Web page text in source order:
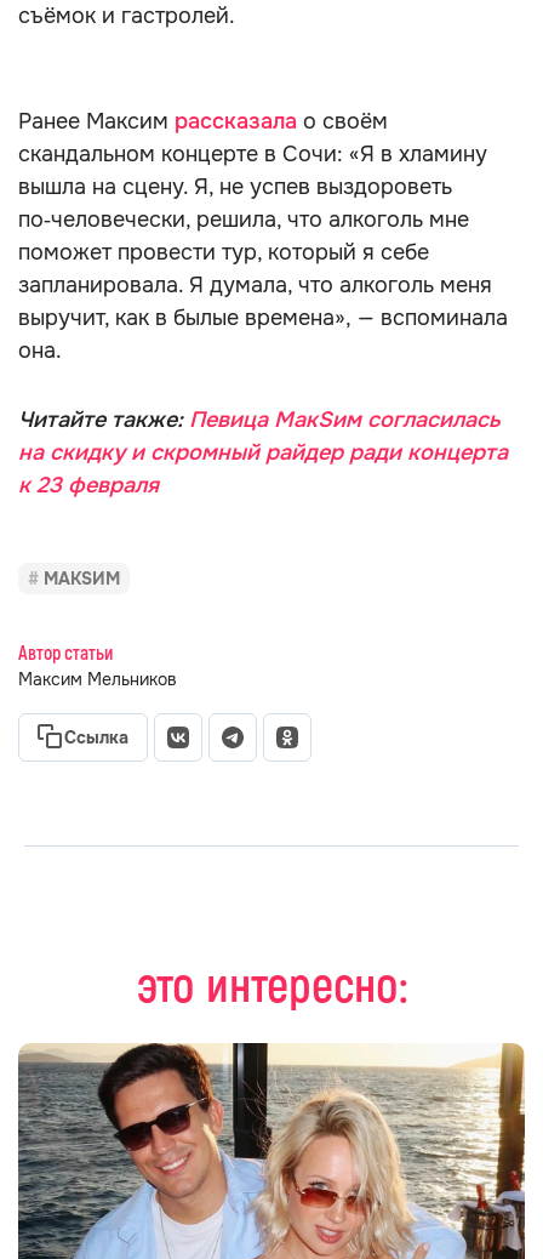
съёмок и гастролей.
Ранее Максим рассказала о своём
скандальном концерте в Сочи: «Я в хламину
вышла на сцену. Я, не успев выздороветь
по‑человечески, решила, что алкоголь мне
поможет провести тур, который я себе
запланировала. Я думала, что алкоголь меня
выручит, как в былые времена», — вспоминала
она.
Читайте также: Певица МакSим согласилась
на скидку и скромный райдер ради концерта
к 23 февраля
МАКSИМ
Автор статьи
Максим Мельников
Ссылка
это интересно: